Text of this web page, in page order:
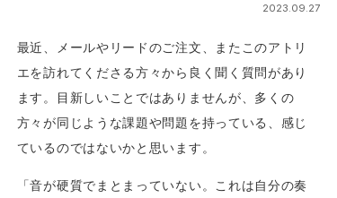
2023.09.27
最近、メールやリードのご注文、またこのアトリ
エを訪れてくださる方々から良く聞く質問があり
ます。目新しいことではありませんが、多くの
方々が同じような課題や問題を持っている、感じ
ているのではないかと思います。
「音が硬質でまとまっていない。これは自分の奏